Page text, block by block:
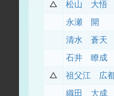
△
松山 大悟
永瀬 開
清水 蒼天
石井 瞭成
△
祖父江 広
織田 大成